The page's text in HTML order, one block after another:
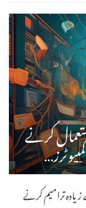
کرنے
ترامیم کرنے